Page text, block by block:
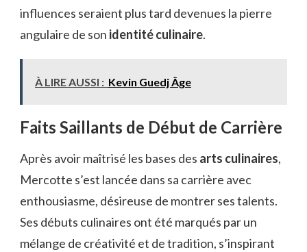
influences seraient plus tard devenues la pierre
angulaire de son identité culinaire.
À LIRE AUSSI : Kevin Guedj Âge
Faits Saillants de Début de Carrière
Après avoir maîtrisé les bases des arts culinaires,
Mercotte s’est lancée dans sa carrière avec
enthousiasme, désireuse de montrer ses talents.
Ses débuts culinaires ont été marqués par un
mélange de créativité et de tradition, s’inspirant